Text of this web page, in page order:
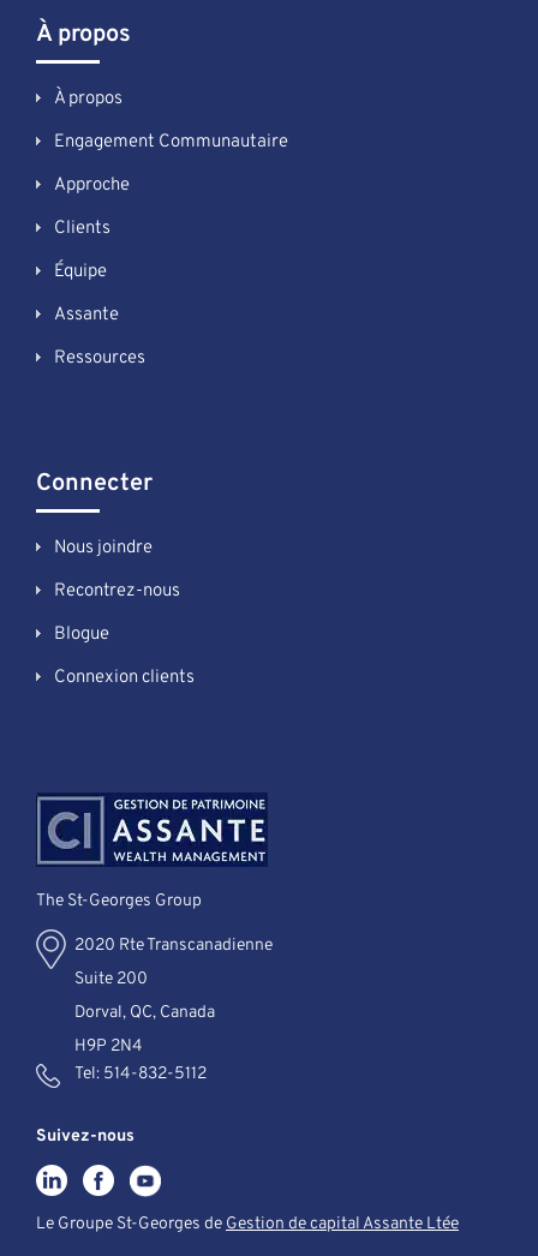
À propos
À propos
Engagement Communautaire
Approche
Clients
Équipe
Assante
Ressources
Connecter
Nous joindre
Recontrez-nous
Blogue
Connexion clients
The St-Georges Group
2020 Rte Transcanadienne
Suite 200
Dorval, QC, Canada
H9P 2N4
Tel: 514-832-5112
Suivez-nous
Le Groupe St-Georges de Gestion de capital Assante Ltée